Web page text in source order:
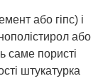
або гіпс) і
або
саме пористі
штукатурка